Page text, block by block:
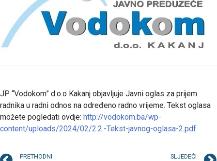
JP “Vodokom” d.o.o Kakanj objavljuje Javni oglas za prijem
radnika u radni odnos na određeno radno vrijeme. Tekst oglasa
možete pogledati ovdje: http://vodokom.ba/wp-
content/uploads/2024/02/2.2.-Tekst-javnog-oglasa-2.pdf
PRETHODNI SLJEDEĆI